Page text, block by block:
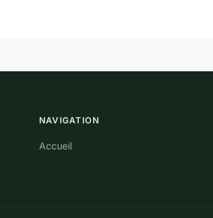
NAVIGATION
Accueil